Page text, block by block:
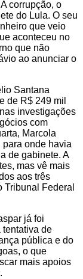
corrupção, o
do Lula. O seu
que veio
aconteceu no
que não
ao anunciar o
Santana
de R$ 249 mil
investigações
com
Marcola
onde havia
de gabinete. A
mas vê mais
aos três
Tribunal Federal
já foi
tentativa de
pública e do
o que
mais apoios